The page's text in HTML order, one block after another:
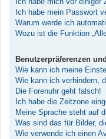
Ich habe mein Passwort
Warum werde ich
Wozu ist die Funktion
Benutzerpräferenzen
Wie kann ich meine
Wie kann ich verhindern,
Die Forenuhr geht falsch!
Ich habe die Zeitzone
Meine Sprache steht auf
Was sind das für Bilder,
Wie verwende ich einen